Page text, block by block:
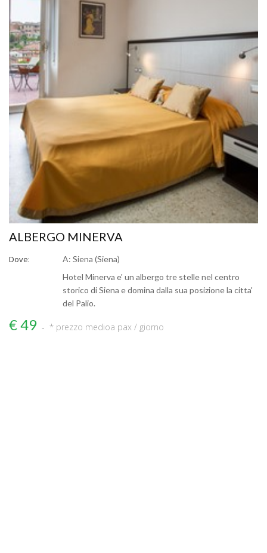
ALBERGO MINERVA
Dove:
A: Siena (Siena)
Hotel Minerva e' un albergo tre stelle nel centro
storico di Siena e domina dalla sua posizione la citta'
del Palio.
€ 49 * prezzo medioa pax / giorno